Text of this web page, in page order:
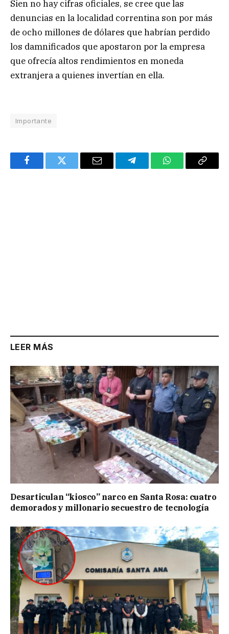
Sien no hay cifras oficiales, se cree que las
denuncias en la localidad correntina son por más
de ocho millones de dólares que habrían perdido
los damnificados que apostaron por la empresa
que ofrecía altos rendimientos en moneda
extranjera a quienes invertían en ella.
Importante
FacebookTwitter Email TelegramWhatsAppCopy
LEER MÁS
Desarticulan “kiosco” narco en Santa Rosa: cuatro
demorados y millonario secuestro de tecnología